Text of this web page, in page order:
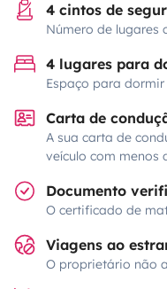
4 cintos de
Número de lugares
4 lugares para
Espaço para
Carta de
A sua carta de
veículo com menos
Documento
O certificado de
Viagens ao
O proprietário não